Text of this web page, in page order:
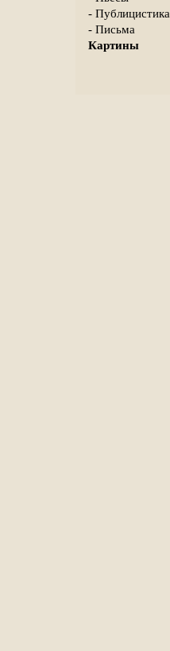
- Публицистика
- Письма
Картины